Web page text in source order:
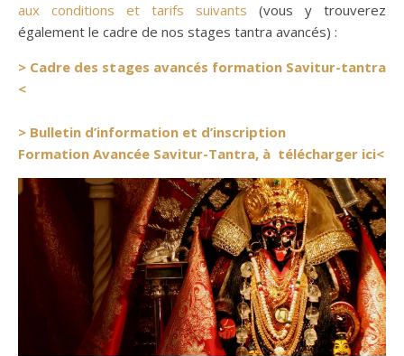
aux conditions et tarifs suivants (vous y trouverez
également le cadre de nos stages tantra avancés) :
> Cadre des stages avancés formation Savitur-tantra
<
> Bulletin d’information et d’inscription
Formation Avancée Savitur-Tantra, à télécharger ici<